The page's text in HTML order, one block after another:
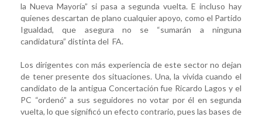
la Nueva Mayoría” si pasa a segunda vuelta. E incluso hay
quienes descartan de plano cualquier apoyo, como el Partido
Igualdad, que asegura no se “sumarán a ninguna
candidatura” distinta del FA.
Los dirigentes con más experiencia de este sector no dejan
de tener presente dos situaciones. Una, la vivida cuando el
candidato de la antigua Concertación fue Ricardo Lagos y el
PC “ordenó” a sus seguidores no votar por él en segunda
vuelta, lo que significó un efecto contrario, pues las bases de